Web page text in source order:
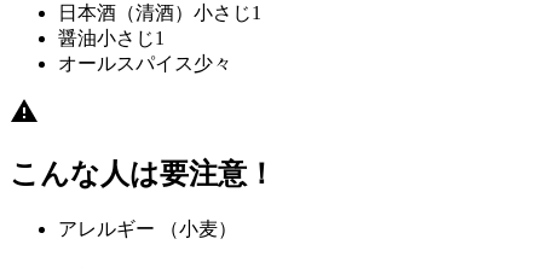
日本酒（清酒） 小さじ1
醤油小さじ1
オールスパイス少々
こんな人は要注意！
アレルギー （小麦）